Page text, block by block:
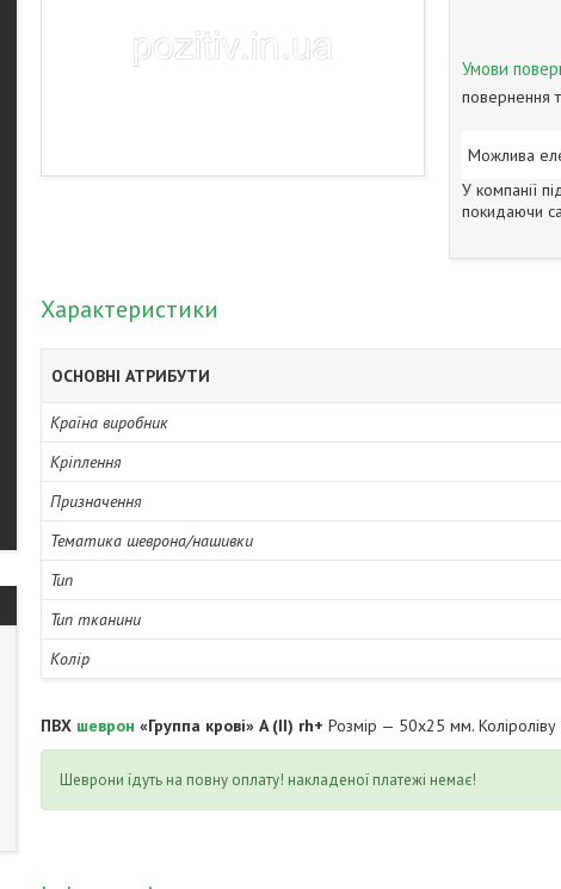
повернення
У компанії
покидаючи
Характеристики
ОСНОВНІ АТРИБУТИ
Країна виробник
Кріплення
Призначення
Тематика шеврона/нашивки
Тип
Тип тканини
Колір
ПВХ шеврон «Группа крові» A (II) rh+ Розмір — 50х25 мм.
Шеврони їдуть на повну оплату! накладеної платежі немає!